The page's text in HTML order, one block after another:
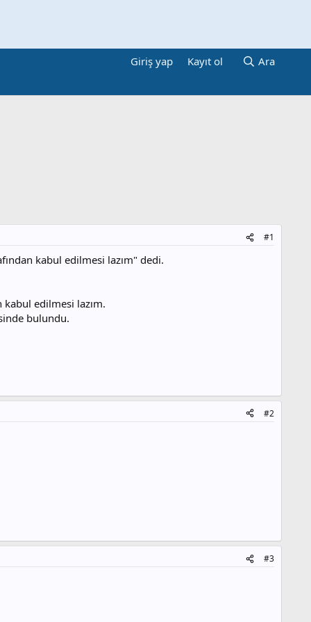
Giriş yap Kayıt ol Ara
#1
kabul edilmesi lazım" dedi.
kabul edilmesi lazım.
bulundu.
#2
#3